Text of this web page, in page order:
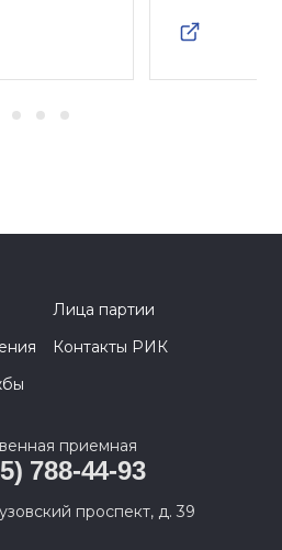
Лица партии
Контакты РИК
приемная
788-44-93
проспект, д. 39